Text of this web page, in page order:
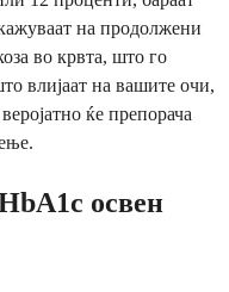
на продолжени
во крвта, што го
влијаат на вашите очи,
ќе препорача
освен